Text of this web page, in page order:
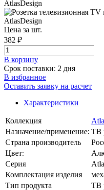
Цена за шт.
382 ₽
В корзинy
Срок поставки: 2 дня
В избранное
Оставить заявку на расчет
Характеристики
Коллекция
Назначение/применение: ТВ
Страна производитель
Цвет:
Серия
Комплектация изделия
Тип продукта
ТВ